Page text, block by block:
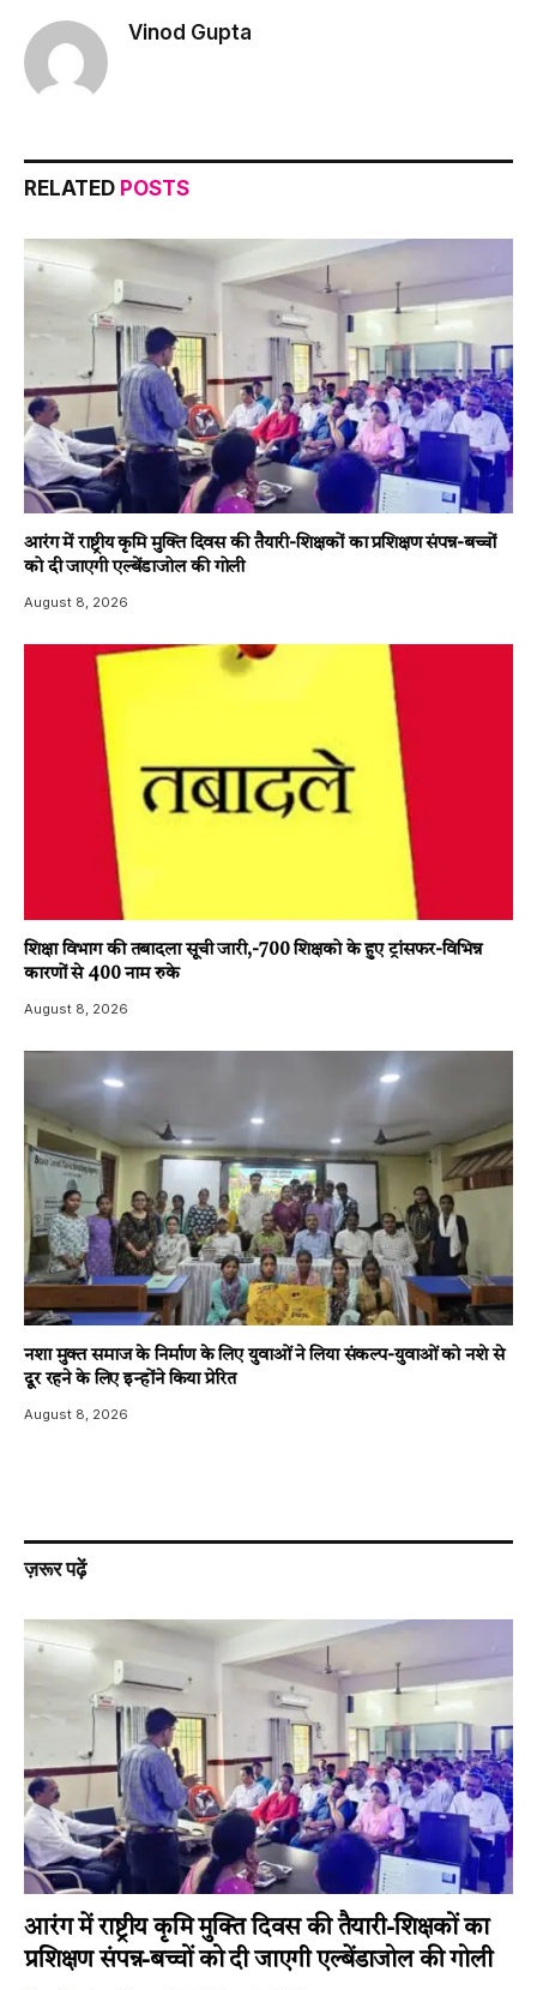
Vinod Gupta
RELATED POSTS
आरंग में राष्ट्रीय कृमि मुक्ति दिवस की तैयारी-शिक्षकों का प्रशिक्षण संपन्न-बच्चों
को दी जाएगी एल्बेंडाजोल की गोली
August 8, 2026
शिक्षा विभाग की तबादला सूची जारी,-700 शिक्षको के हुए ट्रांसफर-विभिन्न
कारणों से 400 नाम रुके
August 8, 2026
नशा मुक्त समाज के निर्माण के लिए युवाओं ने लिया संकल्प-युवाओं को नशे से
दूर रहने के लिए इन्होंने किया प्रेरित
August 8, 2026
ज़रूर पढ़ें
आरंग में राष्ट्रीय कृमि मुक्ति दिवस की तैयारी-शिक्षकों का
प्रशिक्षण संपन्न-बच्चों को दी जाएगी एल्बेंडाजोल की गोली